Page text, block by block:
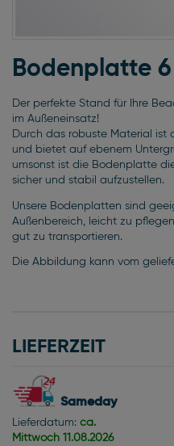
Anfang
der
springen
Bodenplatte
Der perfekte Stand für Ihre
im Außeneinsatz!
Durch das robuste Material
und bietet auf ebenem
umsonst ist die Bodenplatte
sicher und stabil aufzustellen.
Unsere Bodenplatten sind
Außenbereich, leicht zu
gut zu transportieren.
Die Abbildung kann vom
LIEFERZEIT
Sameday
Lieferdatum: ca.
Mittwoch 11.08.2026